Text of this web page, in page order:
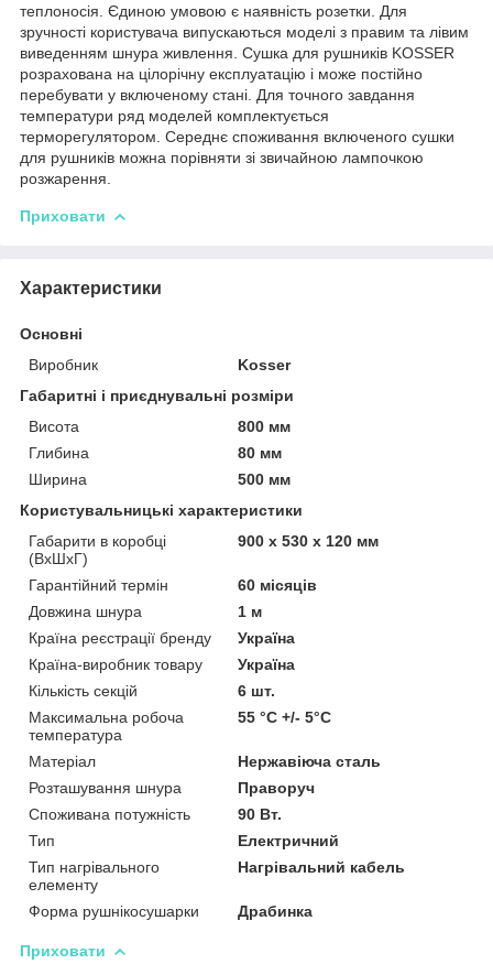
теплоносія. Єдиною умовою є наявність розетки. Для
зручності користувача випускаються моделі з правим та лівим
виведенням шнура живлення. Сушка для рушників KOSSER
розрахована на цілорічну експлуатацію і може постійно
перебувати у включеному стані. Для точного завдання
температури ряд моделей комплектується
терморегулятором. Середнє споживання включеного сушки
для рушників можна порівняти зі звичайною лампочкою
розжарення.
Приховати
Характеристики
Основні
Виробник
Kosser
Габаритні і приєднувальні розміри
Висота
800 мм
Глибина
80 мм
Ширина
500 мм
Користувальницькі характеристики
Габарити в коробці
(ВхШхГ)
900 х 530 х 120 мм
Гарантійний термін
60 місяців
Довжина шнура
1 м
Країна реєстрації бренду
Україна
Країна-виробник товару
Україна
Кількість секцій
6 шт.
Максимальна робоча
температура
55 °C +/- 5°C
Матеріал
Нержавіюча сталь
Розташування шнура
Праворуч
Споживана потужність
90 Вт.
Тип
Електричний
Тип нагрівального
елементу
Нагрівальний кабель
Форма рушнікосушарки Драбинка
Приховати